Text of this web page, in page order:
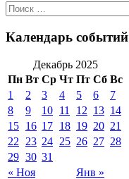
Искать:
Календарь событий
Декабрь 2025
Пн Вт Ср Чт Пт Сб Вс
« Ноя Янв »
1 2 3 4 5 6
7
8
9 10 11 12 13 14
15 16 17 18 19 20 21
22
23 24 25 26 27 28
29 30 31